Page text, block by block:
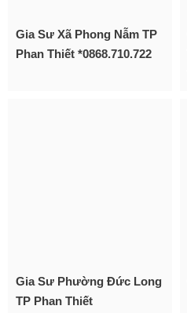
Gia Sư Xã Phong Nẫm TP
Phan Thiết *0868.710.722
Gia Sư Phường Đức Long
TP Phan Thiết